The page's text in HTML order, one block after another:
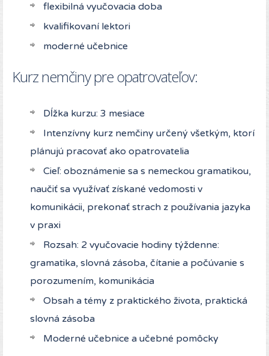
flexibilná vyučovacia doba
kvalifikovaní lektori
moderné učebnice
Kurz nemčiny pre opatrovateľov:
Dĺžka kurzu: 3 mesiace
Intenzívny kurz nemčiny určený všetkým, ktorí
plánujú pracovať ako opatrovatelia
Cieľ: oboznámenie sa s nemeckou gramatikou,
naučiť sa využívať získané vedomosti v
komunikácii, prekonať strach z používania jazyka
v praxi
Rozsah: 2 vyučovacie hodiny týždenne:
gramatika, slovná zásoba, čítanie a počúvanie s
porozumením, komunikácia
Obsah a témy z praktického života, praktická
slovná zásoba
Moderné učebnice a učebné pomôcky